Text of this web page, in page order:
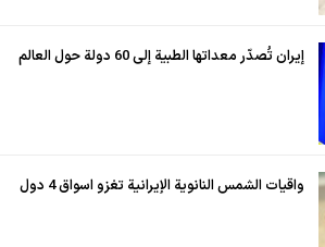
إيران تُصدّر معداتها الطبية إلى 60 دولة حول العالم
واقيات الشمس النانوية الإيرانية تغزو اسواق 4 دول